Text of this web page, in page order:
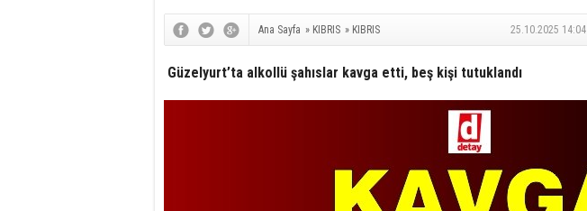
Ana Sayfa » KIBRIS » KIBRIS 25.10.2025 14:04
Güzelyurt’ta alkollü şahıslar kavga etti, beş kişi tutuklandı